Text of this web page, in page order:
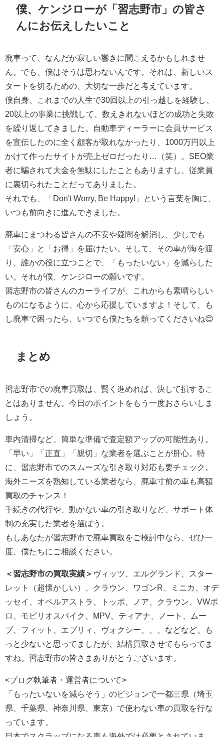
僕、ケンジローが「習志野市」の皆さ
んにお伝えしたいこと
廃車って、なんだか寂しい響きに聞こえるかもしれませ
ん。でも、僕はそうは思わないんです。それは、新しいス
タートを切るための、大切な一歩だと考えています。
僕自身、これまでの人生で30回以上の引っ越しを経験し、
20以上の事業に挑戦して、数えきれないほどの成功と失敗
を繰り返してきました。自動車ディーラーに会員サービス
を宣伝したのに全く顧客が取れなかったり、1000万円以上
かけて作ったサイトが売上ゼロだったり…（笑）。SEO業
者に騙されて大金を無駄にしたこともありますし、従業員
に裏切られたことだってありました。
それでも、「Don't Worry, Be Happy!」という言葉を胸に、
いつも前向きに進んできました。
廃車にまつわる皆さんの不安や疑問を解消し、少しでも
「安心」と「お得」を届けたい。そして、その車が海を渡
り、誰かの役に立つことで、「もったいない」を減らした
い。それが僕、ケンジローの願いです。
習志野市の皆さんのカーライフが、これからも素晴らしい
ものになるように、心から応援していますよ！そして、も
し廃車で困ったら、いつでも僕たちを頼ってくださいね😊
まとめ
習志野市での廃車買取は、賢く進めれば、決して損するこ
とはありません。今日のポイントをもう一度おさらいしま
しょう。
車内清掃など、簡単な準備で査定額アップの可能性あり。
「早い」「正直」「親切」な業者を選ぶことが肝心。特
に、習志野市でのスムーズな引き取り対応も要チェック。
海外ニーズを熟知している業者なら、廃車寸前の車も高額
買取のチャンス！
手続きの代行や、動かない車の引き取りなど、サポート体
制の充実した業者を選ぼう。
もしあなたが習志野市で廃車買取をご検討中なら、ぜひ一
度、僕たちにご相談ください。
＜習志野市の買取実績＞ ヴィッツ、エルグランド、スター
レット（超懐かしい）、クラウン、ワゴンR、ミニカ、オデ
ッセイ、オペルアストラ、トッポ、ノア、クラウン、VWポ
ロ、モビリオスパイク、MPV、ティアナ、ノート、ムー
ブ、フィット、エブリィ、ヴォクシー、、、などなど。も
っと少ないと思ってましたが、結構買取させてもらってま
すね。習志野市の皆さまありがとうございます。
<ブログ執筆者・運営者について>
「もったいないを減らそう」のビジョンで一都三県（埼玉
県、千葉県、神奈川県、東京）で使わない車の買取を行な
っています。